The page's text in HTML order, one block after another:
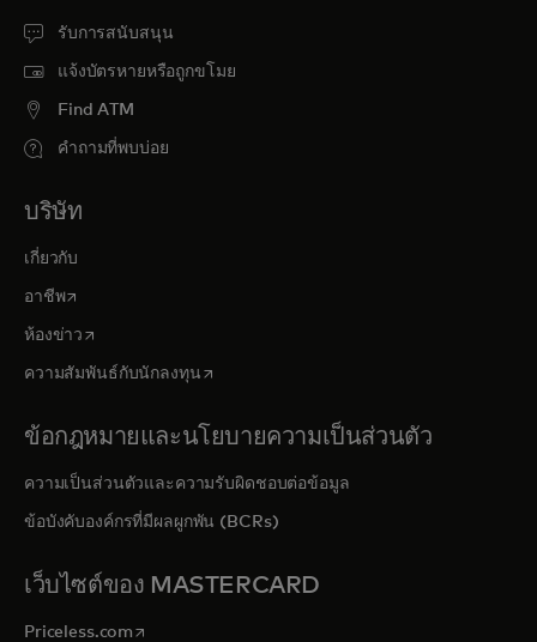
รับการสนับสนุน
แจ้งบัตรหายหรือถูกขโมย
Find ATM
คำถามที่พบบ่อย
บริษัท
เกี่ยวกับ
อาชีพopens in a new tab
ห้องข่าว opens in a new tab
ความสัมพันธ์กับนักลงทุน opens in a new tab
ข้อกฎหมายและนโยบายความเป็นส่วนตัว
ความเป็นส่วนตัวและความรับผิดชอบต่อข้อมูล
ข้อบังคับองค์กรที่มีผลผูกพัน (BCRs)
เว็บไซต์ของ MASTERCARD
Priceless.com opens in a new tab